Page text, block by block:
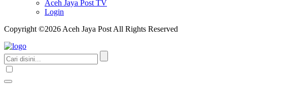
Aceh Jaya Post TV
Login
Copyright ©2026 Aceh Jaya Post All Rights Reserved